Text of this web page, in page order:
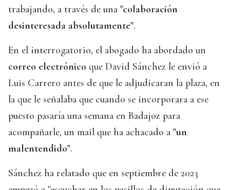
trabajando, a través de una "colaboración
desinteresada absolutamente".
En el interrogatorio, el abogado ha abordado un
correo electrónico que David Sánchez le envió a
Luis Carrero antes de que le adjudicaran la plaza, en
la que le señalaba que cuando se incorporara a ese
puesto pasaría una semana en Badajoz para
acompañarle, un mail que ha achacado a "un
malentendido".
Sánchez ha relatado que en septiembre de 2023